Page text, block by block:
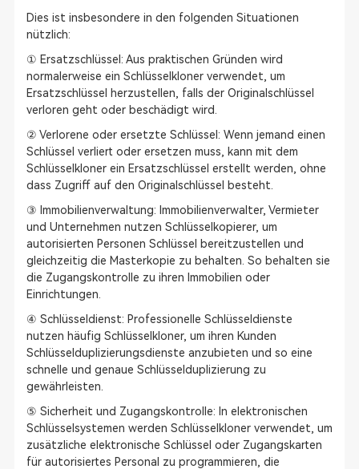
Dies ist insbesondere in den folgenden Situationen
nützlich:
① Ersatzschlüssel: Aus praktischen Gründen wird
normalerweise ein Schlüsselkloner verwendet, um
Ersatzschlüssel herzustellen, falls der Originalschlüssel
verloren geht oder beschädigt wird.
② Verlorene oder ersetzte Schlüssel: Wenn jemand einen
Schlüssel verliert oder ersetzen muss, kann mit dem
Schlüsselkloner ein Ersatzschlüssel erstellt werden, ohne
dass Zugriff auf den Originalschlüssel besteht.
③ Immobilienverwaltung: Immobilienverwalter, Vermieter
und Unternehmen nutzen Schlüsselkopierer, um
autorisierten Personen Schlüssel bereitzustellen und
gleichzeitig die Masterkopie zu behalten. So behalten sie
die Zugangskontrolle zu ihren Immobilien oder
Einrichtungen.
④ Schlüsseldienst: Professionelle Schlüsseldienste
nutzen häufig Schlüsselkloner, um ihren Kunden
Schlüsselduplizierungsdienste anzubieten und so eine
schnelle und genaue Schlüsselduplizierung zu
gewährleisten.
⑤ Sicherheit und Zugangskontrolle: In elektronischen
Schlüsselsystemen werden Schlüsselkloner verwendet, um
zusätzliche elektronische Schlüssel oder Zugangskarten
für autorisiertes Personal zu programmieren, die